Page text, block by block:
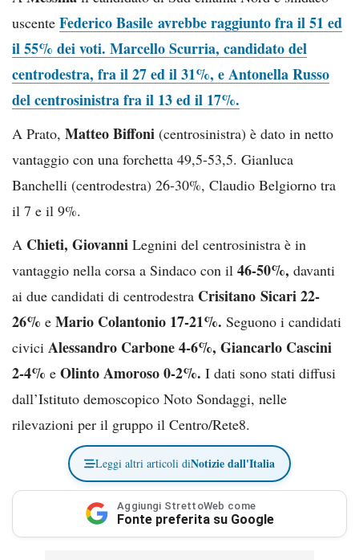
uscente Federico Basile avrebbe raggiunto fra il 51 ed
il 55% dei voti. Marcello Scurria, candidato del
centrodestra, fra il 27 ed il 31%, e Antonella Russo
del centrosinistra fra il 13 ed il 17%.
A Prato, Matteo Biffoni (centrosinistra) è dato in netto
vantaggio con una forchetta 49,5-53,5. Gianluca
Banchelli (centrodestra) 26-30%, Claudio Belgiorno tra
il 7 e il 9%.
A Chieti, Giovanni Legnini del centrosinistra è in
vantaggio nella corsa a Sindaco con il 46-50%, davanti
ai due candidati di centrodestra Crisitano Sicari 22-
26% e Mario Colantonio 17-21%. Seguono i candidati
civici Alessandro Carbone 4-6%, Giancarlo Cascini
2-4% e Olinto Amoroso 0-2%. I dati sono stati diffusi
dall’Istituto demoscopico Noto Sondaggi, nelle
rilevazioni per il gruppo il Centro/Rete8.
Leggi altri articoli diNotizie dall'Italia
Aggiungi StrettoWeb come
Fonte preferita su Google